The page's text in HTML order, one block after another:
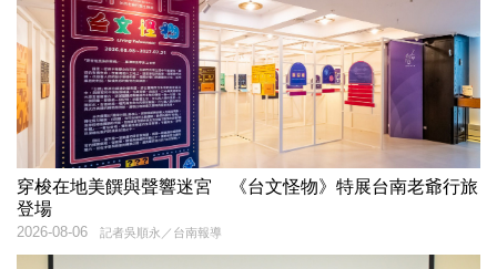
穿梭在地美饌與聲響迷宮 《台文怪物》特展台南老爺行旅
登場
記者吳順永／台南報導
2026-08-06